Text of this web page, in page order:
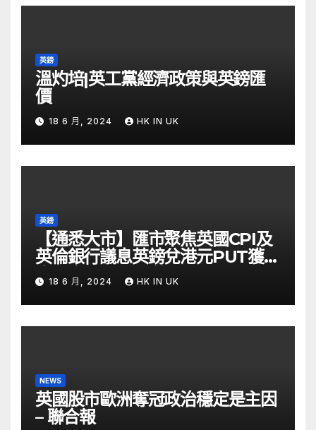
英鎊
溫灼培|英工黨經濟政策與英鎊匯
價
18 6 月, 2024 HK IN UK
英鎊
【通悉大市】匯市聚焦英國CPI及
英倫銀行議息英鎊兌港元PUT獲資
金留意 – Now 財經
18 6 月, 2024 HK IN UK
NEWS
英國股市歐洲奪冠政治穩定是主因
– 聯合報